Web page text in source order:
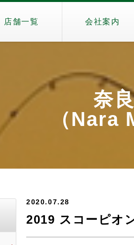
店舗一覧 会社案内
奈
（Nara
2020.07.28
2019 スコーピオ